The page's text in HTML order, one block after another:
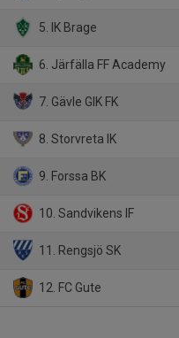
5. IK Brage
6. Järfälla FF Academy
7. Gävle GIK FK
8. Storvreta IK
9. Forssa BK
10. Sandvikens IF
11. Rengsjö SK
12. FC Gute